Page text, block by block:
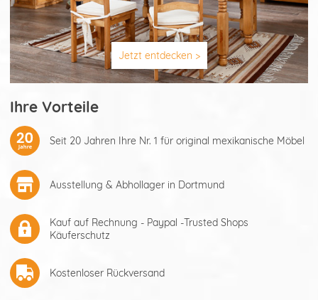
Jetzt entdecken >
Ihre Vorteile
Seit 20 Jahren Ihre Nr. 1 für original mexikanische Möbel
Ausstellung & Abhollager in Dortmund
Kauf auf Rechnung - Paypal -Trusted Shops
Käuferschutz
Kostenloser Rückversand